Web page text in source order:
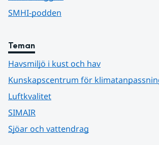
SMHI-podden
Teman
Havsmiljö i kust och hav
Kunskapscentrum för
Luftkvalitet
SIMAIR
Sjöar och vattendrag